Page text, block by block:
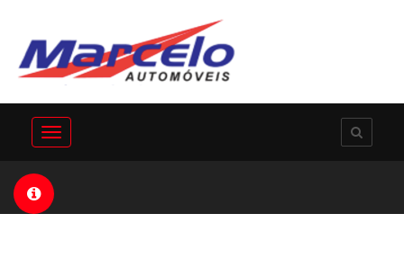
Toggle
navigation